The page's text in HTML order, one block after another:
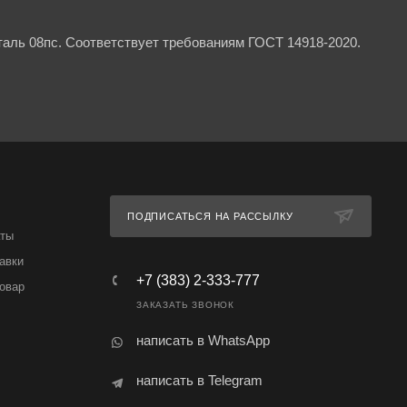
08пс. Соответствует требованиям ГОСТ 14918-2020.
ПОДПИСАТЬСЯ НА РАССЫЛКУ
+7 (383) 2-333-777
ЗАКАЗАТЬ ЗВОНОК
написать в WhatsApp
написать в Telegram